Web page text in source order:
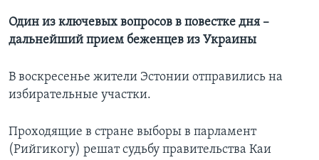
Языки
Один из ключевых вопросов в повестке дня –
дальнейший прием беженцев из Украины
В воскресенье жители Эстонии отправились на
избирательные участки.
Проходящие в стране выборы в парламент
(Рийгикогу) решат судьбу правительства Каи